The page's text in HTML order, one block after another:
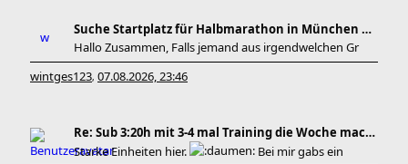
Suche Startplatz für Halbmarathon in München am 11
Hallo Zusammen, Falls jemand aus irgendwelchen Gr
wintges123, 07.08.2026, 23:46
Re: Sub 3:20h mit 3-4 mal Training die Woche machb
Starke Einheiten hier.
Bei mir gabs ein